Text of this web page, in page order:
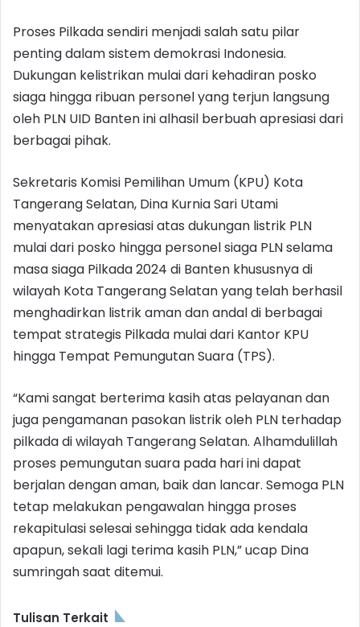
Proses Pilkada sendiri menjadi salah satu pilar
penting dalam sistem demokrasi Indonesia.
Dukungan kelistrikan mulai dari kehadiran posko
siaga hingga ribuan personel yang terjun langsung
oleh PLN UID Banten ini alhasil berbuah apresiasi dari
berbagai pihak.
Sekretaris Komisi Pemilihan Umum (KPU) Kota
Tangerang Selatan, Dina Kurnia Sari Utami
menyatakan apresiasi atas dukungan listrik PLN
mulai dari posko hingga personel siaga PLN selama
masa siaga Pilkada 2024 di Banten khususnya di
wilayah Kota Tangerang Selatan yang telah berhasil
menghadirkan listrik aman dan andal di berbagai
tempat strategis Pilkada mulai dari Kantor KPU
hingga Tempat Pemungutan Suara (TPS).
“Kami sangat berterima kasih atas pelayanan dan
juga pengamanan pasokan listrik oleh PLN terhadap
pilkada di wilayah Tangerang Selatan. Alhamdulillah
proses pemungutan suara pada hari ini dapat
berjalan dengan aman, baik dan lancar. Semoga PLN
tetap melakukan pengawalan hingga proses
rekapitulasi selesai sehingga tidak ada kendala
apapun, sekali lagi terima kasih PLN,” ucap Dina
sumringah saat ditemui.
Tulisan Terkait